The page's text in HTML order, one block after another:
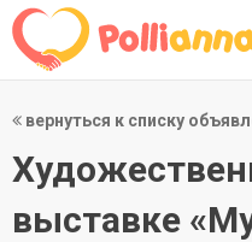
вернуться к списку
выставке